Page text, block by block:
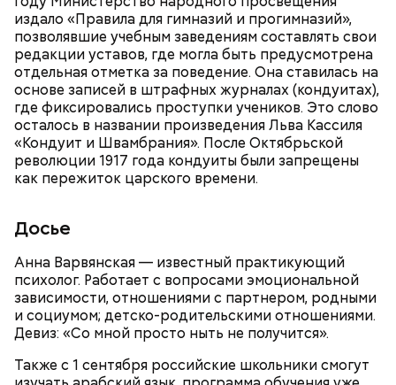
издало «Правила для гимназий и прогимназий»,
позволявшие учебным заведениям составлять свои
редакции уставов, где могла быть предусмотрена
отдельная отметка за поведение. Она ставилась на
основе записей в штрафных журналах (кондуитах),
где фиксировались проступки учеников. Это слово
осталось в названии произведения Льва Кассиля
«Кондуит и Швамбрания». После Октябрьской
революции 1917 года кондуиты были запрещены
как пережиток царского времени.
Досье
Анна Варвянская — известный практикующий
психолог. Работает с вопросами эмоциональной
зависимости, отношениями с партнером, родными
и социумом; детско-родительскими отношениями.
Девиз: «Со мной просто ныть не получится».
Также с 1 сентября российские школьники смогут
190 градусов. Спагетти из кабачка нужно запекать
25–30 минут.